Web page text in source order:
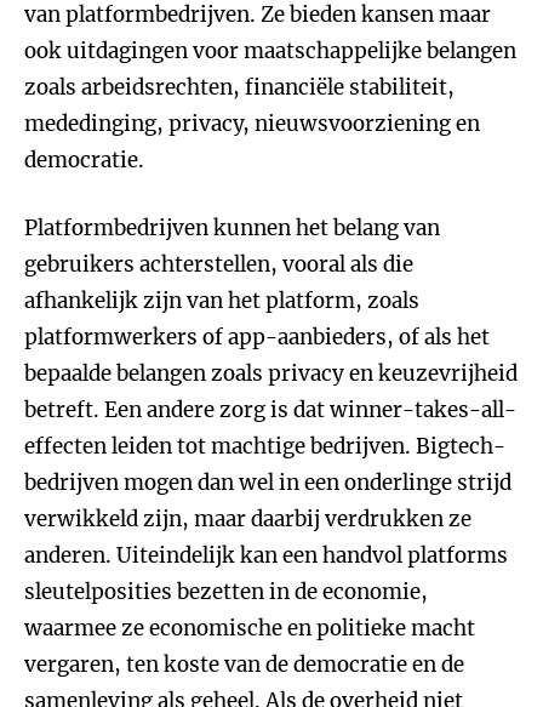
van platformbedrijven. Ze bieden kansen maar
ook uitdagingen voor maatschappelijke belangen
zoals arbeidsrechten, financiële stabiliteit,
mededinging, privacy, nieuwsvoorziening en
democratie.
Platformbedrijven kunnen het belang van
gebruikers achterstellen, vooral als die
afhankelijk zijn van het platform, zoals
platformwerkers of app-aanbieders, of als het
bepaalde belangen zoals privacy en keuzevrijheid
betreft. Een andere zorg is dat winner-takes-all-
effecten leiden tot machtige bedrijven. Bigtech-
bedrijven mogen dan wel in een onderlinge strijd
verwikkeld zijn, maar daarbij verdrukken ze
anderen. Uiteindelijk kan een handvol platforms
sleutelposities bezetten in de economie,
waarmee ze economische en politieke macht
vergaren, ten koste van de democratie en de
samenleving als geheel. Als de overheid niet